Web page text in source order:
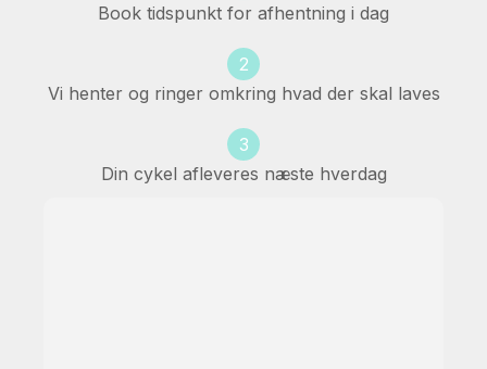
Book tidspunkt for afhentning i dag
2
Vi henter og ringer omkring hvad der skal laves
3
Din cykel afleveres næste hverdag